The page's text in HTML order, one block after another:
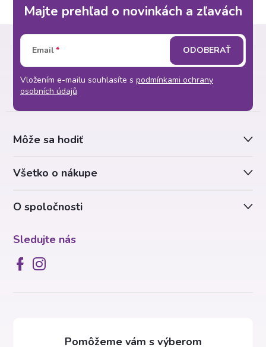
Majte prehľad o novinkách a zľavách
Email
Vložením e-mailu souhlasíte s podmínkami ochrany
osobních údajů
ODOBERAŤ
O spoločnosti
Sledujte nás
Môže sa hodiť
Všetko o nákupe